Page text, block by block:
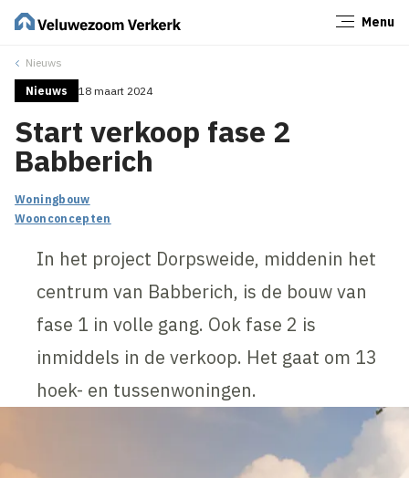
Menu
Nieuws
Nieuws 18 maart 2024
Start verkoop fase 2
Babberich
Woningbouw
Woonconcepten
In het project Dorpsweide, middenin het
centrum van Babberich, is de bouw van
fase 1 in volle gang. Ook fase 2 is
inmiddels in de verkoop. Het gaat om 13
hoek- en tussenwoningen.
Sluiten